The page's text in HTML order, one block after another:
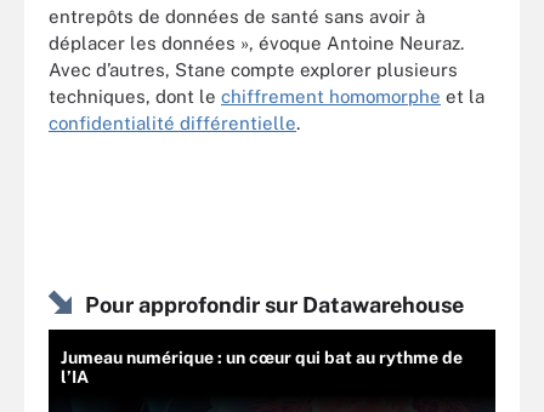
entrepôts de données de santé sans avoir à
déplacer les données », évoque Antoine Neuraz.
Avec d’autres, Stane compte explorer plusieurs
techniques, dont le chiffrement homomorphe et la
confidentialité différentielle.
Pour approfondir sur Datawarehouse
Jumeau numérique : un cœur qui bat au rythme de
l’IA